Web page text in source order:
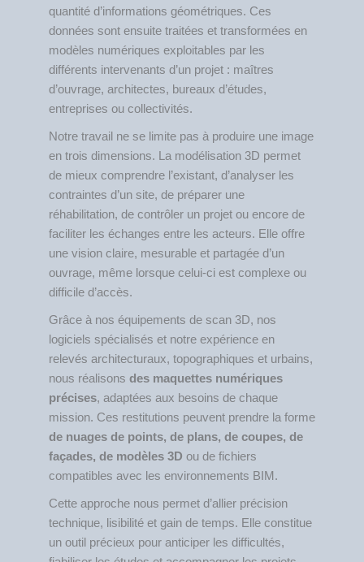
quantité d’informations géométriques. Ces
données sont ensuite traitées et transformées en
modèles numériques exploitables par les
différents intervenants d’un projet : maîtres
d’ouvrage, architectes, bureaux d’études,
entreprises ou collectivités.
Notre travail ne se limite pas à produire une image
en trois dimensions. La modélisation 3D permet
de mieux comprendre l’existant, d’analyser les
contraintes d’un site, de préparer une
réhabilitation, de contrôler un projet ou encore de
faciliter les échanges entre les acteurs. Elle offre
une vision claire, mesurable et partagée d’un
ouvrage, même lorsque celui-ci est complexe ou
difficile d’accès.
Grâce à nos équipements de scan 3D, nos
logiciels spécialisés et notre expérience en
relevés architecturaux, topographiques et urbains,
nous réalisons des maquettes numériques
précises, adaptées aux besoins de chaque
mission. Ces restitutions peuvent prendre la forme
de nuages de points, de plans, de coupes, de
façades, de modèles 3D ou de fichiers
compatibles avec les environnements BIM.
Cette approche nous permet d’allier précision
technique, lisibilité et gain de temps. Elle constitue
un outil précieux pour anticiper les difficultés,